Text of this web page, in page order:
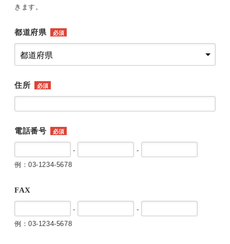
きます。
都道府県 必須
住所 必須
電話番号 必須
-
-
例：03-1234-5678
FAX
-
-
例：03-1234-5678